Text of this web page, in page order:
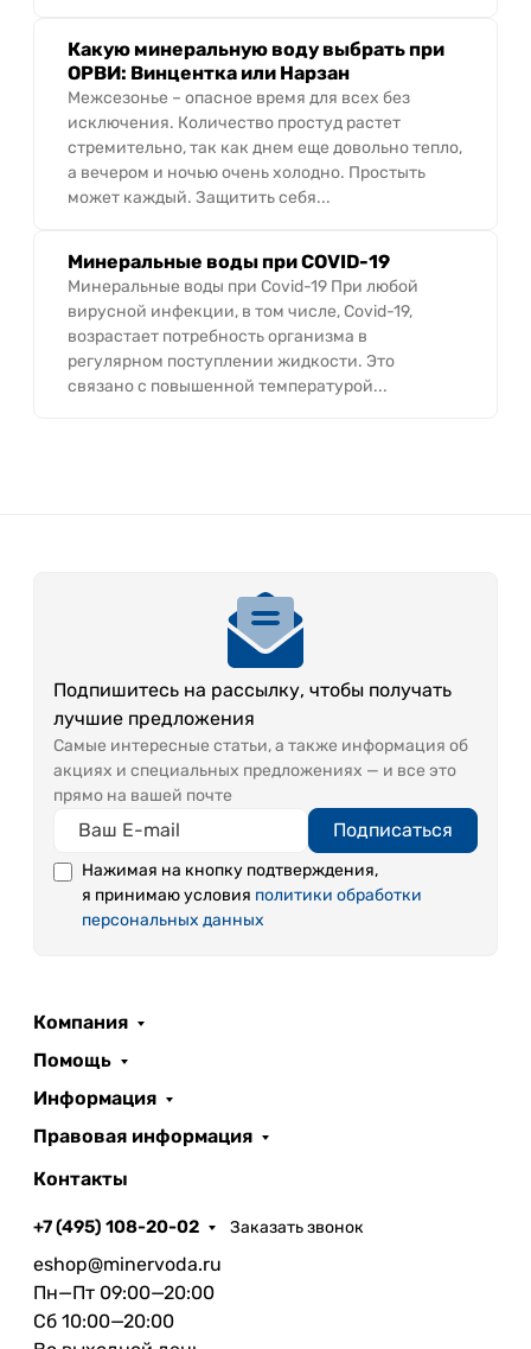
Какую минеральную воду выбрать при
ОРВИ: Винцентка или Нарзан
Межсезонье – опасное время для всех без
исключения. Количество простуд растет
стремительно, так как днем еще довольно тепло,
а вечером и ночью очень холодно. Простыть
может каждый. Защитить себя...
Минеральные воды при COVID-19
Минеральные воды при Covid-19 При любой
вирусной инфекции, в том числе, Covid-19,
возрастает потребность организма в
регулярном поступлении жидкости. Это
связано с повышенной температурой...
Подпишитесь на рассылку, чтобы получать
лучшие предложения
Самые интересные статьи, а также информация об
акциях и специальных предложениях — и все это
прямо на вашей почте
Подписаться
Нажимая на кнопку подтверждения,
я принимаю условия политики обработки
персональных данных
Компания
Помощь
Информация
Правовая информация
Контакты
+7 (495) 108-20-02 Заказать звонок
eshop@minervoda.ru
Пн—Пт 09:00—20:00
Сб 10:00—20:00